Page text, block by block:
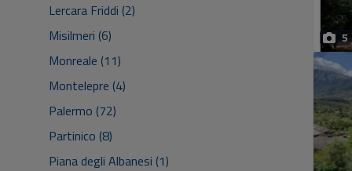
Lercara Friddi (2)
Misilmeri (6)
Monreale (11)
Montelepre (4)
Palermo (72)
Partinico (8)
Piana degli Albanesi (1)
5